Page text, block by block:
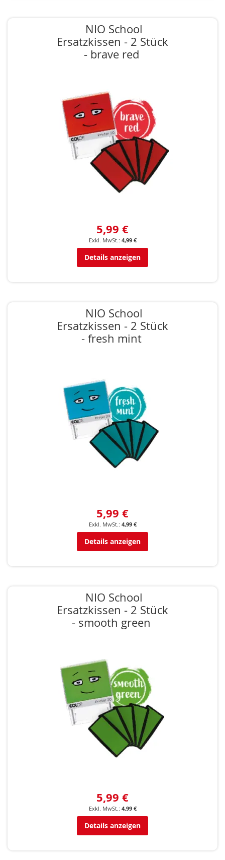
NIO School
Ersatzkissen - 2 Stück
- brave red
5,99 €
4,99 €
Details anzeigen
NIO School
Ersatzkissen - 2 Stück
- fresh mint
5,99 €
4,99 €
Details anzeigen
NIO School
Ersatzkissen - 2 Stück
- smooth green
5,99 €
4,99 €
Details anzeigen